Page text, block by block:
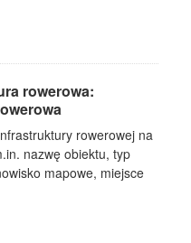
rowerowa:
rowerowej na
nazwę obiektu, typ
mapowe, miejsce